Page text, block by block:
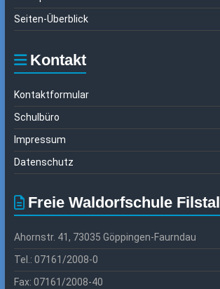
Seiten-Überblick
Kontakt
Kontaktformular
Schulbüro
Impressum
Datenschutz
Freie Waldorfschule Filstal
Ahornstr. 41, 73035 Göppingen-Faurndau
Tel.: 07161/2008-0
Fax: 07161/2008-40